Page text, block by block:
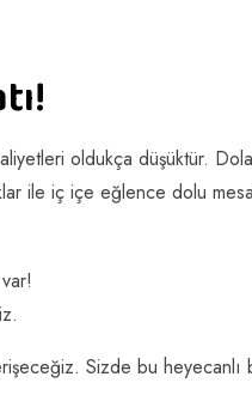
oldukça düşüktür.
ile iç içe eğlence dolu
Sizde bu heyecanlı